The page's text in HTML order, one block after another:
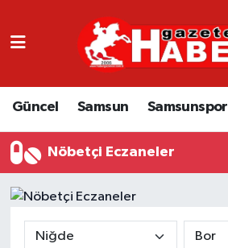
Güncel Samsun Samsunspor
Nöbetçi Eczaneler
GÜNCEL
SAMSUN
YAŞAM